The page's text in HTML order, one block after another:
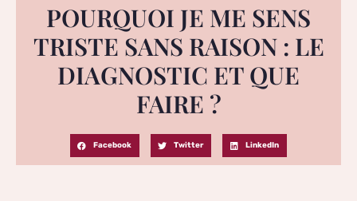
POURQUOI JE ME SENS
TRISTE SANS RAISON : LE
DIAGNOSTIC ET QUE
FAIRE ?
Facebook Twitter LinkedIn